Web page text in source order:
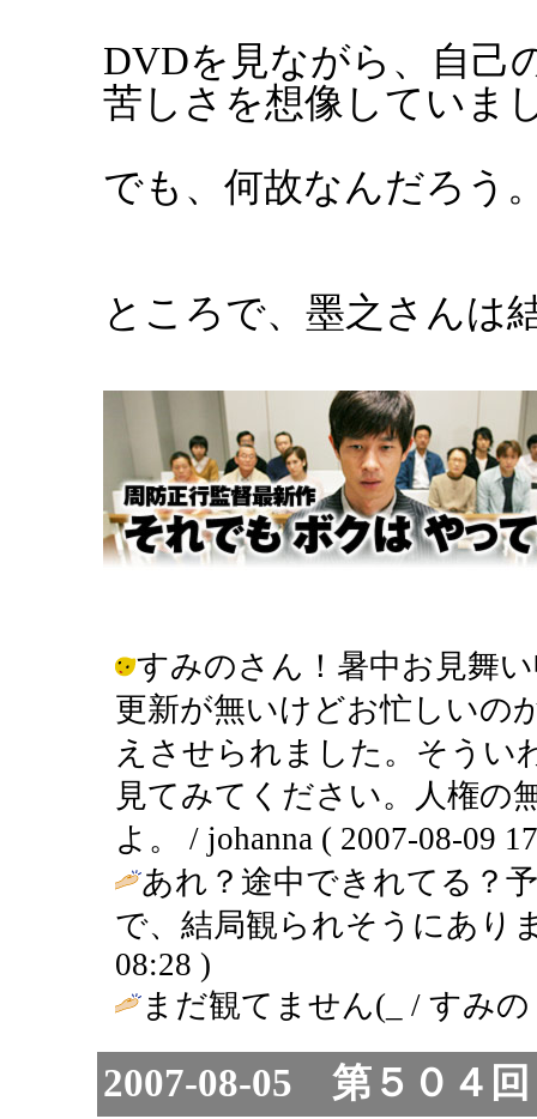
DVDを見ながら、自己
苦しさを想像していま
でも、何故なんだろう
ところで、墨之さんは
すみのさん！暑中お見舞
更新が無いけどお忙しいの
えさせられました。そうい
見てみてください。人権の
よ。 / johanna ( 2007-08-09
あれ？途中できれてる？
で、結局観られそうにあり
08:28 )
まだ観てません(_ / すみの
2007-08-05 第５０４